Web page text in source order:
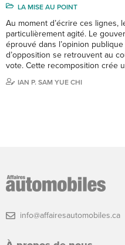
LA MISE AU POINT
Au moment d’écrire ces lignes,
particulièrement agité. Le
éprouvé dans l’opinion
d’opposition se retrouvent au
vote. Cette recomposition crée
IAN P. SAM YUE CHI
info@affairesautomobiles.ca